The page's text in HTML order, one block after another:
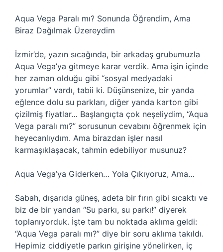
Aqua Vega Paralı mı? Sonunda Öğrendim, Ama
Biraz Dağılmak Üzereydim
İzmir’de, yazın sıcağında, bir arkadaş grubumuzla
Aqua Vega’ya gitmeye karar verdik. Ama işin içinde
her zaman olduğu gibi “sosyal medyadaki
yorumlar” vardı, tabii ki. Düşünsenize, bir yanda
eğlence dolu su parkları, diğer yanda karton gibi
çizilmiş fiyatlar… Başlangıçta çok neşeliydim, “Aqua
Vega paralı mı?” sorusunun cevabını öğrenmek için
heyecanlıydım. Ama birazdan işler nasıl
karmaşıklaşacak, tahmin edebiliyor musunuz?
Aqua Vega’ya Giderken… Yola Çıkıyoruz, Ama…
Sabah, dışarıda güneş, adeta bir fırın gibi sıcaktı ve
biz de bir yandan “Su parkı, su parkı!” diyerek
toplanıyorduk. İşte tam bu noktada aklıma geldi:
“Aqua Vega paralı mı?” diye bir soru aklıma takıldı.
Hepimiz ciddiyetle parkın girişine yönelirken, iç